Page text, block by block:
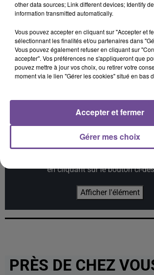
ASAF AVIDAN AND
MOJOS
One Day / Reckoning
Song
JENNIFER LOPEZ
Save Me Tonight
Cet élément est masqué compte-tenu
dépôt de cookies que vous avez
en cliquant sur le bouton ci-
Afficher l'élément
PRÈS DE CHEZ
other data sources; Link different devices; Identify
information transmitted automatically.
Vous pouvez accepter en cliquant sur "Accepter et
sélectionnant les finalités et/ou partenaires dans
Vous pouvez également refuser en cliquant sur
accepter". Vos préférences ne s'appliqueront que
pouvez mettre à jour vos choix, ou retirer votre
moment via le lien "Gérer les cookies" situé en bas
Gérer mes choix
Accepter et fermer